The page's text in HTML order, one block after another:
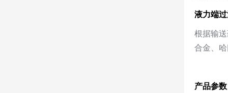
液力端
根据输
合金、
产品参数